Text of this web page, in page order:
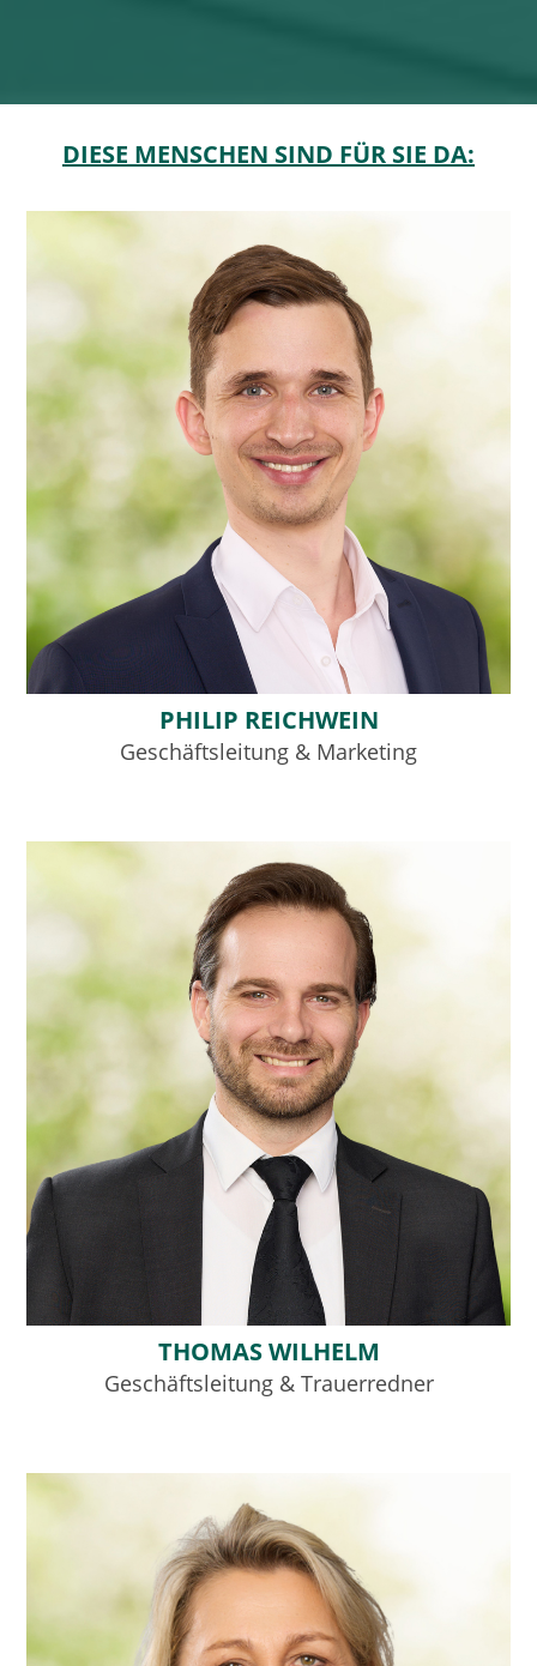
DIESE MENSCHEN SIND FÜR SIE DA:
PHILIP REICHWEIN
Geschäftsleitung & Marketing
THOMAS WILHELM
Geschäftsleitung & Trauerredner